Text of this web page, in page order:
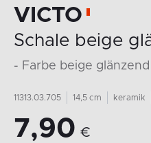
VICTO
Schale beige
- Farbe beige glänzend
11313.03.705 14,5 cm keramik
7,90 €